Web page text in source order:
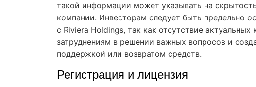
такой информации может указывать на
компании. Инвесторам следует быть предельно
с Riviera Holdings, так как отсутствие
затруднениям в решении важных вопросов и
поддержкой или возвратом средств.
Регистрация и лицензия